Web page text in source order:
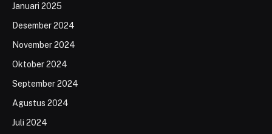
Januari 2025
Desember 2024
November 2024
Oktober 2024
September 2024
Agustus 2024
Juli 2024